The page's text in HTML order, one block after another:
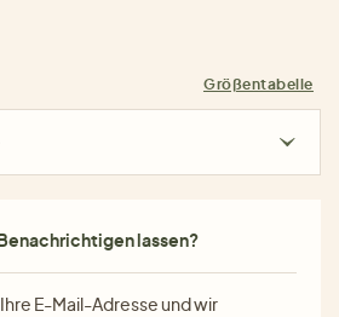
Größentabelle
lassen?
E-Mail-Adresse und wir